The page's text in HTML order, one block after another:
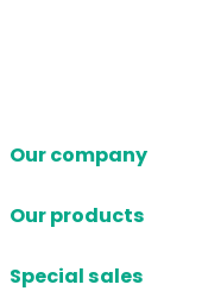
Our company
Our products
Special sales